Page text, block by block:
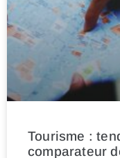
Tourisme :
comparateur